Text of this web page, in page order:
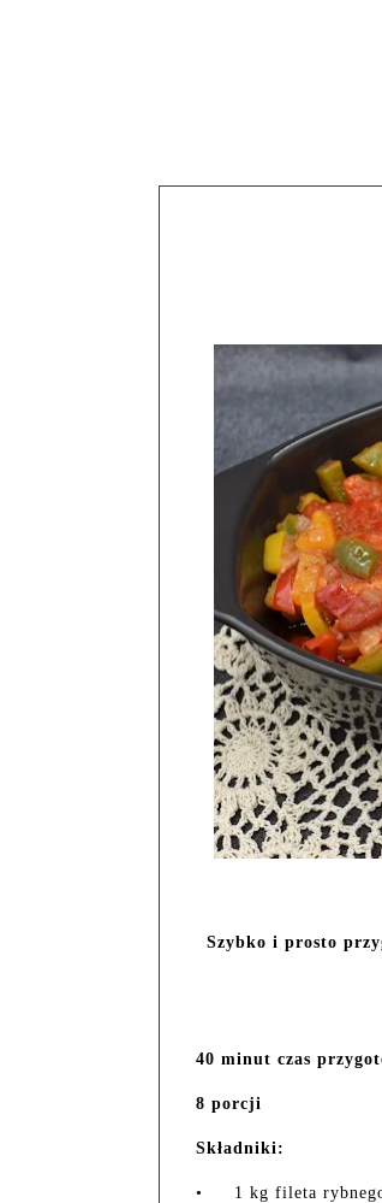
Szybko i prosto
40 minut czas
8 porcji
Składniki:
• 1 kg fileta